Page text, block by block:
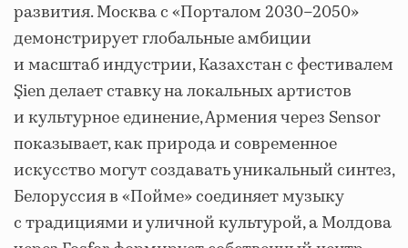
развития. Москва с «Порталом 2030–2050»
демонстрирует глобальные амбиции
и масштаб индустрии, Казахстан с фестивалем
Şien делает ставку на локальных артистов
и культурное единение, Армения через Sensor
показывает, как природа и современное
искусство могут создавать уникальный синтез,
Белоруссия в «Пойме» соединяет музыку
с традициями и уличной культурой, а Молдова